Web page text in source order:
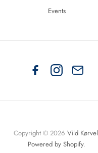
Events
Copyright © 2026 Vild Kørvel
Powered by Shopify.